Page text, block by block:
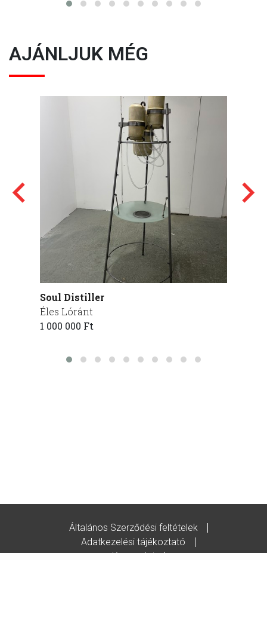
AJÁNLJUK MÉG
Soul Distiller
Éles Lóránt
1 000 000 Ft
Általános Szerződési feltételek
Adatkezelési tájékoztató
Kapcsolat